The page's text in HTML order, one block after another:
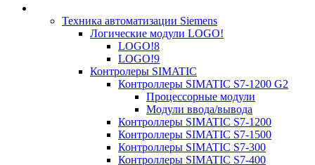
Техника автоматизации Siemens
Логические модули LOGO!
LOGO!8
LOGO!9
Контролеры SIMATIC
Контроллеры SIMATIC S7-1200 G2
Процессорные модули
Модули ввода/вывода
Контроллеры SIMATIC S7-1200
Контроллеры SIMATIC S7-1500
Контроллеры SIMATIC S7-300
Контроллеры SIMATIC S7-400